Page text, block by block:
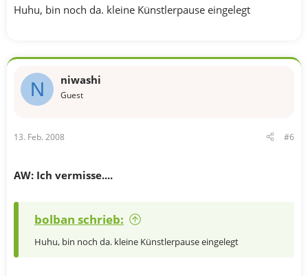
Huhu, bin noch da. kleine Künstlerpause eingelegt
N niwashi
Guest
13. Feb. 2008 #6
AW: Ich vermisse....
bolban schrieb:
Huhu, bin noch da. kleine Künstlerpause eingelegt